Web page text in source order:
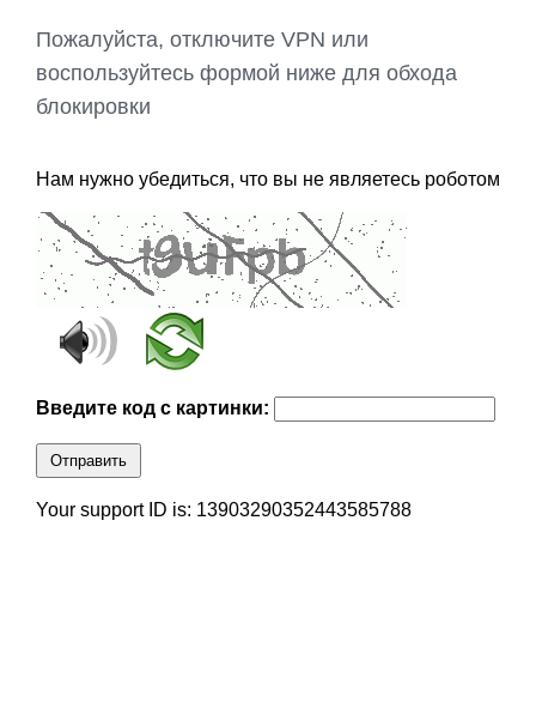
Пожалуйста, отключите VPN или
воспользуйтесь формой ниже для обхода
блокировки
Нам нужно убедиться, что вы не являетесь роботом
Введите код с картинки:
Отправить
Your support ID is: 13903290352443585788